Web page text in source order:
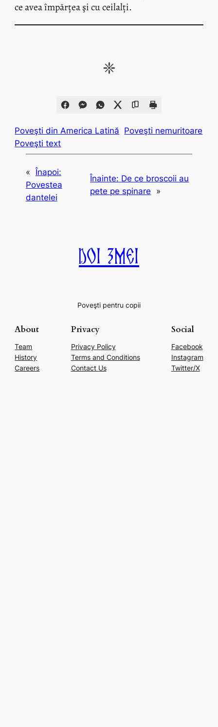
ce avea împărțea şi cu ceilalți.
❈
Poveşti din America Latină Poveşti nemuritoare
Poveşti text
« Înapoi:
Povestea
dantelei
Înainte: De ce broscoii au
pete pe spinare
»
Doi Zmei
Poveşti pentru copii
About
Team
History
Careers
Privacy
Privacy Policy
Terms and Conditions
Contact Us
Social
Facebook
Instagram
Twitter/X